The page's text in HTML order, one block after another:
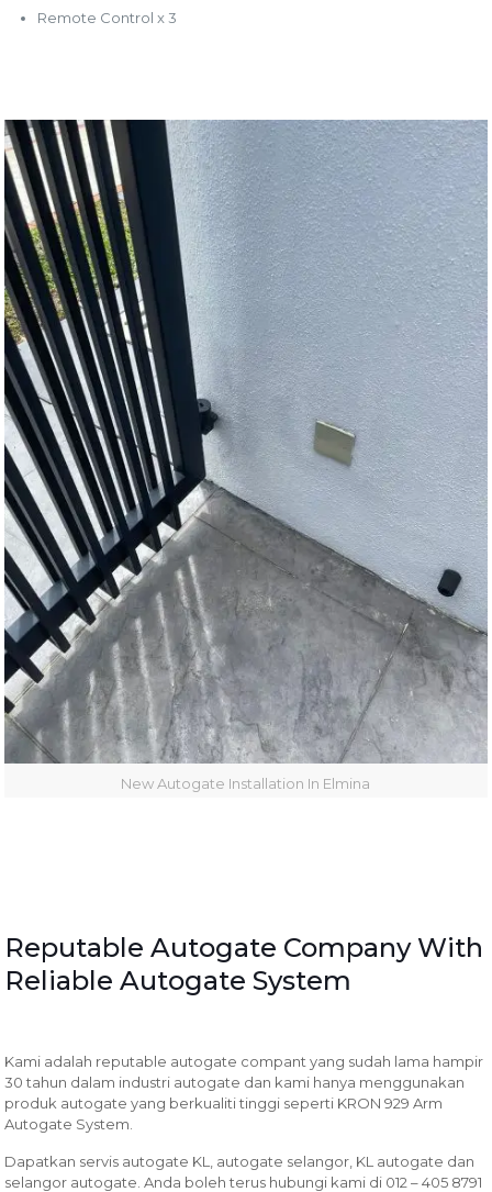
Remote Control x 3
New Autogate Installation In Elmina
Reputable Autogate Company With
Reliable Autogate System
Kami adalah reputable autogate compant yang sudah lama hampir
30 tahun dalam industri autogate dan kami hanya menggunakan
produk autogate yang berkualiti tinggi seperti KRON 929 Arm
Autogate System.
Dapatkan servis autogate KL, autogate selangor, KL autogate dan
selangor autogate. Anda boleh terus hubungi kami di 012 – 405 8791